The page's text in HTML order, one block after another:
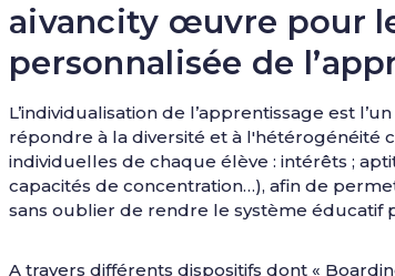
aivancity œuvre pour
personnalisée de
L’individualisation de l’apprentissage est
répondre à la diversité et à l'hétérogénéité
individuelles de chaque élève : intérêts ;
capacités de concentration…), afin de
sans oublier de rendre le système éducatif
A travers différents dispositifs dont «